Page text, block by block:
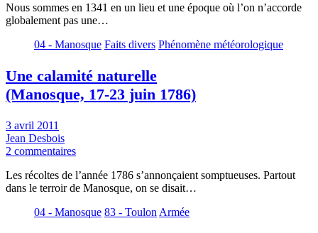
Nous sommes en 1341 en un lieu et une époque où l’on n’accorde
globalement pas une…
04 - Manosque Faits divers Phénomène météorologique
Une calamité naturelle
(Manosque, 17-23 juin 1786)
3 avril 2011
Jean Desbois
2 commentaires
Les récoltes de l’année 1786 s’annonçaient somptueuses. Partout
dans le terroir de Manosque, on se disait…
04 - Manosque 83 - Toulon Armée